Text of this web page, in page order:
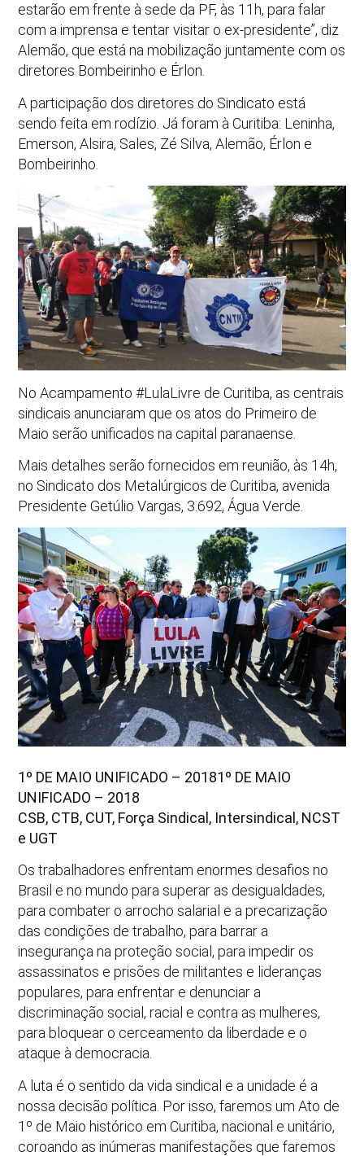
estarão em frente à sede da PF, às 11h, para falar
com a imprensa e tentar visitar o ex-presidente”, diz
Alemão, que está na mobilização juntamente com os
diretores Bombeirinho e Érlon.
A participação dos diretores do Sindicato está
sendo feita em rodízio. Já foram à Curitiba: Leninha,
Emerson, Alsira, Sales, Zé Silva, Alemão, Érlon e
Bombeirinho.
No Acampamento #LulaLivre de Curitiba, as centrais
sindicais anunciaram que os atos do Primeiro de
Maio serão unificados na capital paranaense.
Mais detalhes serão fornecidos em reunião, às 14h,
no Sindicato dos Metalúrgicos de Curitiba, avenida
Presidente Getúlio Vargas, 3.692, Água Verde.
1º DE MAIO UNIFICADO – 20181º DE MAIO
UNIFICADO – 2018
CSB, CTB, CUT, Força Sindical, Intersindical, NCST
e UGT
Os trabalhadores enfrentam enormes desafios no
Brasil e no mundo para superar as desigualdades,
para combater o arrocho salarial e a precarização
das condições de trabalho, para barrar a
insegurança na proteção social, para impedir os
assassinatos e prisões de militantes e lideranças
populares, para enfrentar e denunciar a
discriminação social, racial e contra as mulheres,
para bloquear o cerceamento da liberdade e o
ataque à democracia.
A luta é o sentido da vida sindical e a unidade é a
nossa decisão política. Por isso, faremos um Ato de
1º de Maio histórico em Curitiba, nacional e unitário,
coroando as inúmeras manifestações que faremos